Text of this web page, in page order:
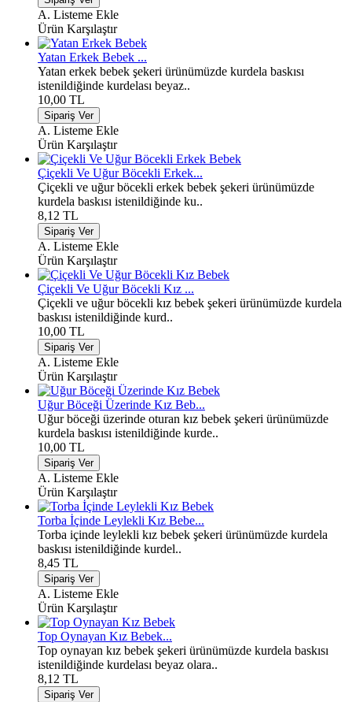
A. Listeme Ekle
Ürün Karşılaştır
Yatan Erkek Bebek ...
Yatan erkek bebek şekeri ürünümüzde kurdela baskısı
istenildiğinde kurdelası beyaz..
10,00 TL
A. Listeme Ekle
Ürün Karşılaştır
Çiçekli Ve Uğur Böcekli Erkek...
Çiçekli ve uğur böcekli erkek bebek şekeri ürünümüzde
kurdela baskısı istenildiğinde ku..
8,12 TL
A. Listeme Ekle
Ürün Karşılaştır
Çiçekli Ve Uğur Böcekli Kız ...
Çiçekli ve uğur böcekli kız bebek şekeri ürünümüzde kurdela
baskısı istenildiğinde kurd..
10,00 TL
A. Listeme Ekle
Ürün Karşılaştır
Uğur Böceği Üzerinde Kız Beb...
Uğur böceği üzerinde oturan kız bebek şekeri ürünümüzde
kurdela baskısı istenildiğinde kurde..
10,00 TL
A. Listeme Ekle
Ürün Karşılaştır
Torba İçinde Leylekli Kız Bebe...
Torba içinde leylekli kız bebek şekeri ürünümüzde kurdela
baskısı istenildiğinde kurdel..
8,45 TL
A. Listeme Ekle
Ürün Karşılaştır
Top Oynayan Kız Bebek...
Top oynayan kız bebek şekeri ürünümüzde kurdela baskısı
istenildiğinde kurdelası beyaz olara..
8,12 TL